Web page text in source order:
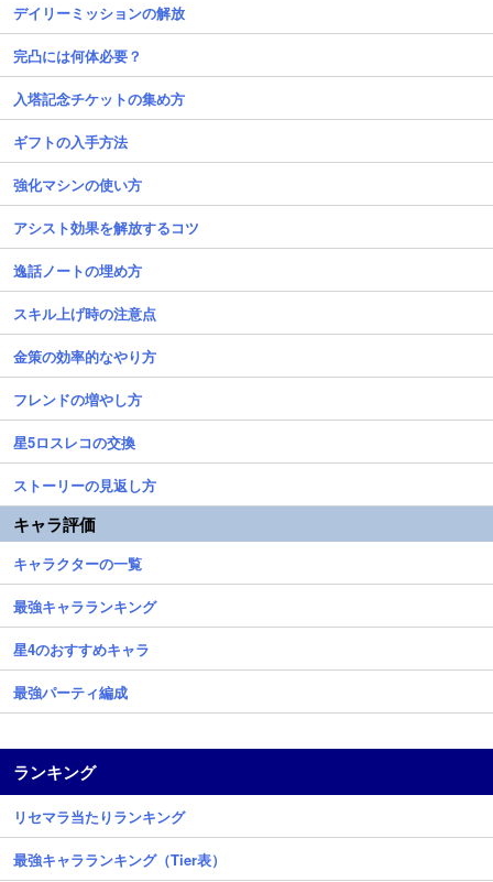
デイリーミッションの解放
完凸には何体必要？
入塔記念チケットの集め方
ギフトの入手方法
強化マシンの使い方
アシスト効果を解放するコツ
逸話ノートの埋め方
スキル上げ時の注意点
金策の効率的なやり方
フレンドの増やし方
星5ロスレコの交換
ストーリーの見返し方
キャラ評価
キャラクターの一覧
最強キャラランキング
星4のおすすめキャラ
最強パーティ編成
ランキング
リセマラ当たりランキング
最強キャラランキング（Tier表）